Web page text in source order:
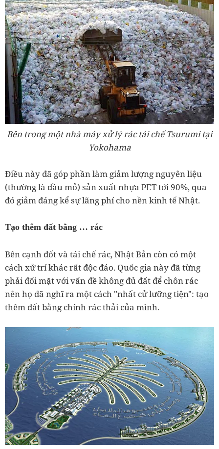
Bên trong một nhà máy xử lý rác tái chế Tsurumi tại
Yokohama
Điều này đã góp phần làm giảm lượng nguyên liệu
(thường là dầu mỏ) sản xuất nhựa PET tới 90%, qua
đó giảm đáng kể sự lãng phí cho nền kinh tế Nhật.
Tạo thêm đất bằng … rác
Bên cạnh đốt và tái chế rác, Nhật Bản còn có một
cách xử trí khác rất độc đáo. Quốc gia này đã từng
phải đối mặt với vấn đề không đủ đất để chôn rác
nên họ đã nghĩ ra một cách "nhất cử lưỡng tiện": tạo
thêm đất bằng chính rác thải của mình.